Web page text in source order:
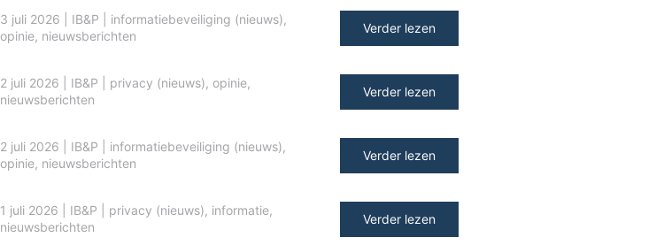
3 juli 2026 IB&P informatiebeveiliging (nieuws),
opinie, nieuwsberichten
Verder lezen
2 juli 2026 IB&P privacy (nieuws), opinie,
nieuwsberichten
Verder lezen
2 juli 2026 IB&P informatiebeveiliging (nieuws),
opinie, nieuwsberichten
Verder lezen
1 juli 2026 IB&P privacy (nieuws), informatie,
nieuwsberichten
Verder lezen